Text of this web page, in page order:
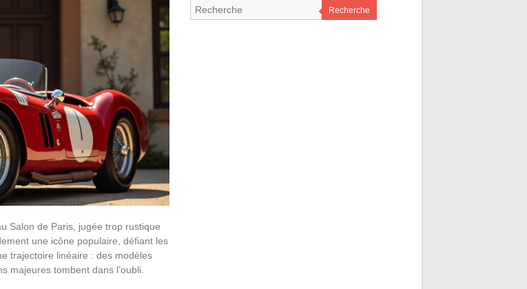
Salon de Paris, jugée trop rustique
une icône populaire, défiant les
trajectoire linéaire : des modèles
majeures tombent dans l’oubli.
Recherche